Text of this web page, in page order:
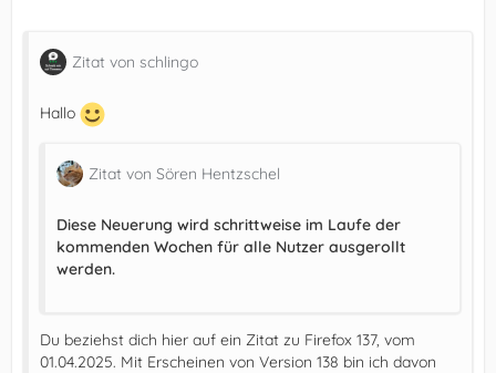
Zitat von schlingo
Hallo
Zitat von Sören Hentzschel
Diese Neuerung wird schrittweise im Laufe der
kommenden Wochen für alle Nutzer ausgerollt
werden.
Du beziehst dich hier auf ein Zitat zu Firefox 137, vom
01.04.2025. Mit Erscheinen von Version 138 bin ich davon